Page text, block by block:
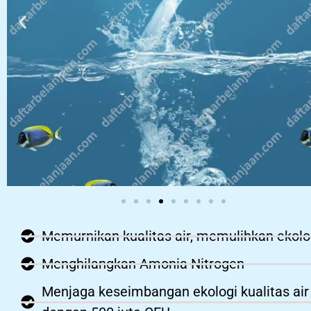
Memurnikan kualitas air, memulihkan
Menghilangkan Amonia Nitrogen
Menjaga keseimbangan ekologi kualitas air